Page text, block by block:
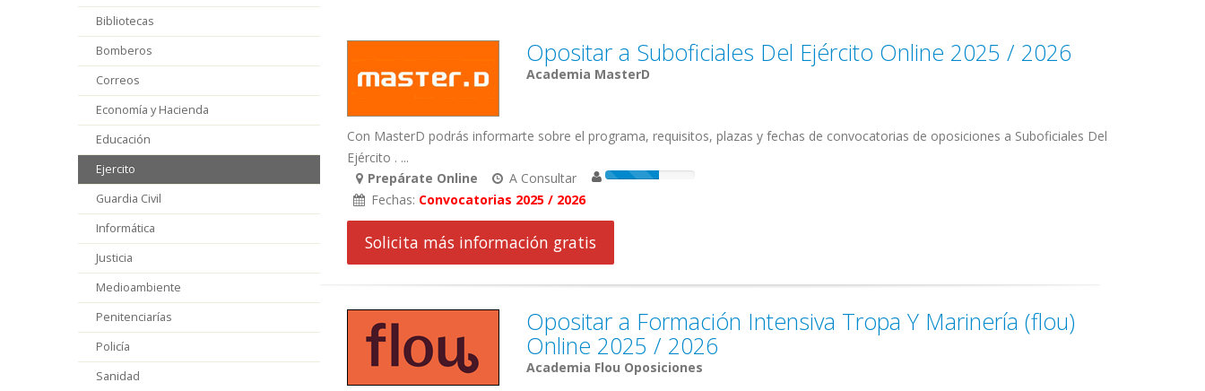
Opositar a Suboficiales Del Ejército Online 2025 / 2026
Academia MasterD
Con MasterD podrás informarte sobre el programa, requisitos, plazas y fechas de convocatorias de oposiciones a Suboficiales Del
Ejército . ...
Prepárate Online
A Consultar
Fechas: Convocatorias 2025 / 2026
Solicita más información gratis
Opositar a Formación Intensiva Tropa Y Marinería (flou)
Online 2025 / 2026
Academia Flou Oposiciones
Bibliotecas
Bomberos
Correos
Economía y Hacienda
Educación
Ejercito
Guardia Civil
Informática
Justicia
Medioambiente
Penitenciarías
Policía
Sanidad